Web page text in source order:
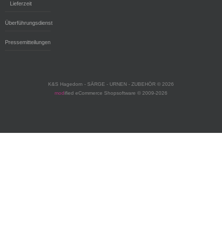
Lieferzeit
Überführungsdienst
Pressemitteilungen
K&S Hagedorn - SÄRGE - URNEN - ZUBEHÖR © 2026
modified eCommerce Shopsoftware © 2009-2026